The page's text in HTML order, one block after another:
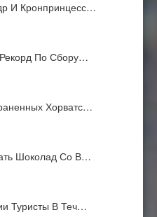
И Кронпринцесс…
По Сбору…
Хорватс…
Шоколад Со В…
Туристы В Теч…